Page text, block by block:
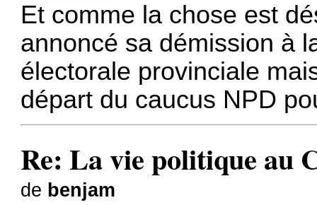
Et comme la chose est
annoncé sa démission à
électorale provinciale
départ du caucus NPD
Re: La vie politique au
de benjam